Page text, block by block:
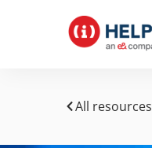
All resources